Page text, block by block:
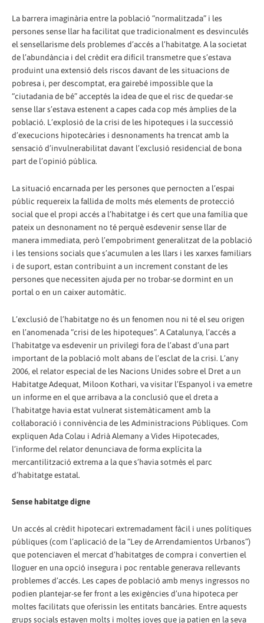
La barrera imaginària entre la població “normalitzada” i les
persones sense llar ha facilitat que tradicionalment es desvinculés
el sensellarisme dels problemes d’accés a l’habitatge. A la societat
de l’abundància i del crèdit era difícil transmetre que s’estava
produint una extensió dels riscos davant de les situacions de
pobresa i, per descomptat, era gairebé impossible que la
“ciutadania de bé” acceptés la idea de que el risc de quedar-se
sense llar s’estava estenent a capes cada cop més àmplies de la
població. L’explosió de la crisi de les hipoteques i la successió
d’execucions hipotecàries i desnonaments ha trencat amb la
sensació d’invulnerabilitat davant l’exclusió residencial de bona
part de l’opinió pública.
La situació encarnada per les persones que pernocten a l’espai
públic requereix la fallida de molts més elements de protecció
social que el propi accés a l’habitatge i és cert que una família que
pateix un desnonament no té perquè esdevenir sense llar de
manera immediata, però l’empobriment generalitzat de la població
i les tensions socials que s’acumulen a les llars i les xarxes familiars
i de suport, estan contribuint a un increment constant de les
persones que necessiten ajuda per no trobar-se dormint en un
portal o en un caixer automàtic.
L’exclusió de l’habitatge no és un fenomen nou ni té el seu origen
en l’anomenada “crisi de les hipoteques”. A Catalunya, l’accés a
l’habitatge va esdevenir un privilegi fora de l’abast d’una part
important de la població molt abans de l’esclat de la crisi. L’any
2006, el relator especial de les Nacions Unides sobre el Dret a un
Habitatge Adequat, Miloon Kothari, va visitar l’Espanyol i va emetre
un informe en el que arribava a la conclusió que el dreta a
l’habitatge havia estat vulnerat sistemàticament amb la
col·laboració i connivència de les Administracions Públiques. Com
expliquen Ada Colau i Adrià Alemany a Vides Hipotecades,
l’informe del relator denunciava de forma explícita la
mercantilització extrema a la que s’havia sotmès el parc
d’habitatge estatal.
Sense habitatge digne
Un accés al crèdit hipotecari extremadament fàcil i unes polítiques
públiques (com l’aplicació de la “Ley de Arrendamientos Urbanos”)
que potenciaven el mercat d’habitatges de compra i convertien el
lloguer en una opció insegura i poc rentable generava rellevants
problemes d’accés. Les capes de població amb menys ingressos no
podien plantejar-se fer front a les exigències d’una hipoteca per
moltes facilitats que oferissin les entitats bancàries. Entre aquests
grups socials estaven molts i moltes joves que ja patien en la seva